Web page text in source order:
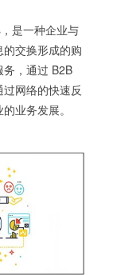
是一种企业与
交换形成的购
，通过 B2B
网络的快速反
业务发展。